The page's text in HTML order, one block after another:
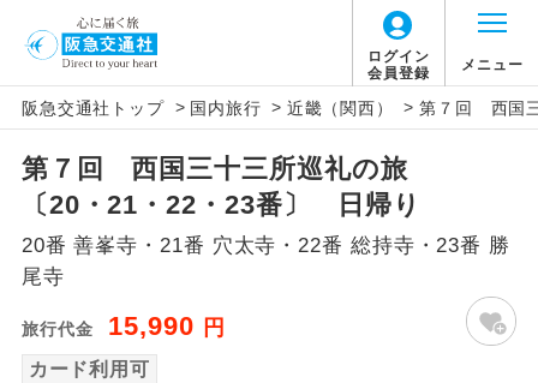
ログイン
会員登録
メニュー
阪急交通社トップ > 国内旅行 > 近畿（関西） > 第７回 西国
第７回 西国三十三所巡礼の旅
〔20・21・22・23番〕 日帰り
20番 善峯寺・21番 穴太寺・22番 総持寺・23番 勝
尾寺
旅行代金 15,990 円
カード利用可
アイコン 説明
添乗員同行
往路出発空港（駅）から復路到着空港
（駅）まで同行します。
現地添乗員同
行
バスガイド乗
務